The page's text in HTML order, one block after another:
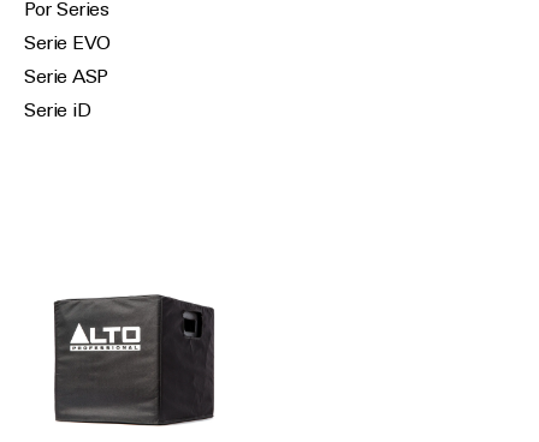
Por Series
Serie EVO
Serie ASP
Serie iD